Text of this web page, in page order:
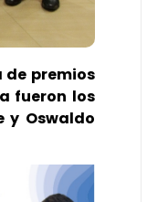
de premios
fueron los
y Oswaldo